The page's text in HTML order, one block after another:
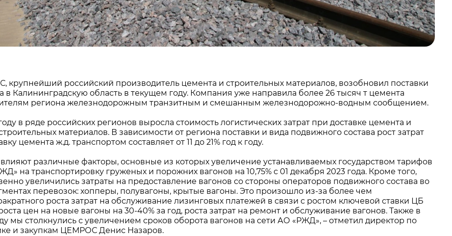
крупнейший российский производитель цемента и строительных материалов, возобновил поставки
в Калининградскую область в текущем году. Компания уже направила более 26 тысяч т цемента
региона железнодорожным транзитным и смешанным железнодорожно-водным сообщением.
в ряде российских регионов выросла стоимость логистических затрат при доставке цемента и
материалов. В зависимости от региона поставки и вида подвижного состава рост затрат
цемента ж.д. транспортом составляет от 11 до 21% год к году.
влияют различные факторы, основные из которых увеличение устанавливаемых государством тарифов
на транспортировку груженых и порожних вагонов на 10,75% с 01 декабря 2023 года. Кроме того,
увеличились затраты на предоставление вагонов со стороны операторов подвижного состава во
перевозок: хопперы, полувагоны, крытые вагоны. Это произошло из-за более чем
роста затрат на обслуживание лизинговых платежей в связи с ростом ключевой ставки ЦБ
роста цен на новые вагоны на 30-40% за год, роста затрат на ремонт и обслуживание вагонов. Также в
мы столкнулись с увеличением сроков оборота вагонов на сети АО «РЖД», – отметил директор по
и закупкам ЦЕМРОС Денис Назаров.